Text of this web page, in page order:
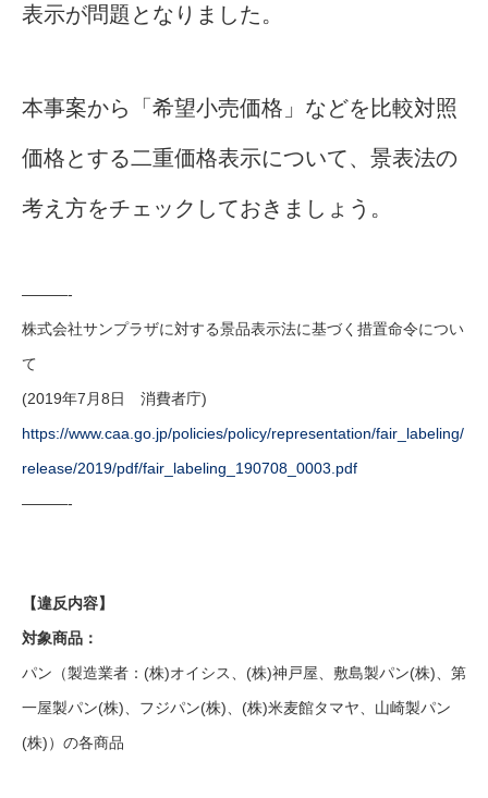
表示が問題となりました。
本事案から「希望小売価格」などを比較対照
価格とする二重価格表示について、景表法の
考え方をチェックしておきましょう。
———-
株式会社サンプラザに対する景品表示法に基づく措置命令につい
て
(2019年7月8日 消費者庁)
https://www.caa.go.jp/policies/policy/representation/fair_labeling/
release/2019/pdf/fair_labeling_190708_0003.pdf
———-
【違反内容】
対象商品：
パン（製造業者：(株)オイシス、(株)神戸屋、敷島製パン(株)、第
一屋製パン(株)、フジパン(株)、(株)米麦館タマヤ、山崎製パン
(株)）の各商品